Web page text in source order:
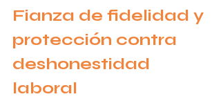
Fianza de fidelidad y
protección contra
deshonestidad
laboral